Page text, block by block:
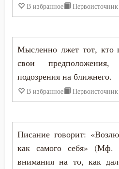
Закон Божий
Здоровье
Зло
Злопамятство
Злорадство
Искушение
Макарий Оптинский
Марк Подвижник
Моисей Оптинский
Нектарий Оптинский
Никон Оптинский (Беляев)
В избранное Первоисточник
Мысленно лжет тот, кто
свои
подозрения на ближнего.
В избранное Первоисточник
Писание говорит:
как самого себя» (Мф.
внимания на то, как